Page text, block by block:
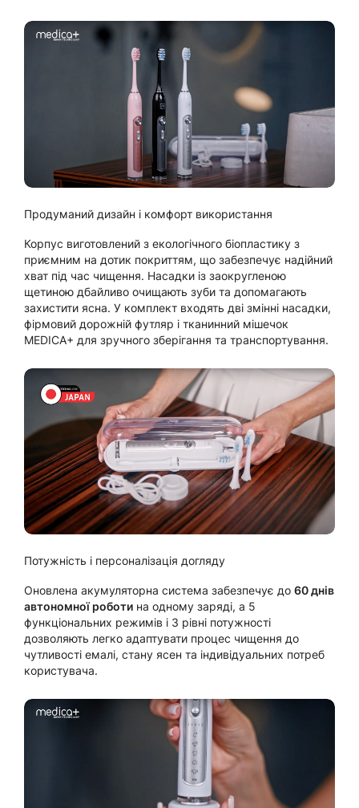
Продуманий дизайн і комфорт використання
Корпус виготовлений з екологічного біопластику з
приємним на дотик покриттям, що забезпечує надійний
хват під час чищення. Насадки із заокругленою
щетиною дбайливо очищають зуби та допомагають
захистити ясна. У комплект входять дві змінні насадки,
фірмовий дорожній футляр і тканинний мішечок
MEDICA+ для зручного зберігання та транспортування.
Потужність і персоналізація догляду
Оновлена акумуляторна система забезпечує до 60 днів
автономної роботи на одному заряді, а 5
функціональних режимів і 3 рівні потужності
дозволяють легко адаптувати процес чищення до
чутливості емалі, стану ясен та індивідуальних потреб
користувача.